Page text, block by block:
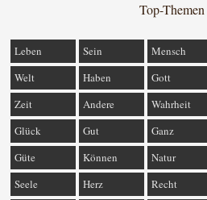
Top-Themen
Leben Sein Mensch
Welt
Haben Gott
Zeit
Andere Wahrheit
Glück
Gut Ganz
Güte
Können Natur
Seele
Herz Recht